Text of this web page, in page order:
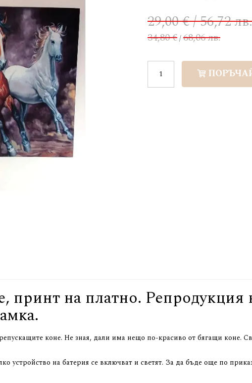
34,80 €/68,06 лв.
29,00 € / 56,72 лв.
принт на платно. Репродукция
коне. Не зная, дали има нещо по-красиво от бягащи коне.
устройство на батерия се включват и светят. За да бъде още по